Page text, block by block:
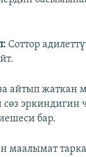
Соттор
айтып жаткан
сөз эркиндигин
бар.
маалымат